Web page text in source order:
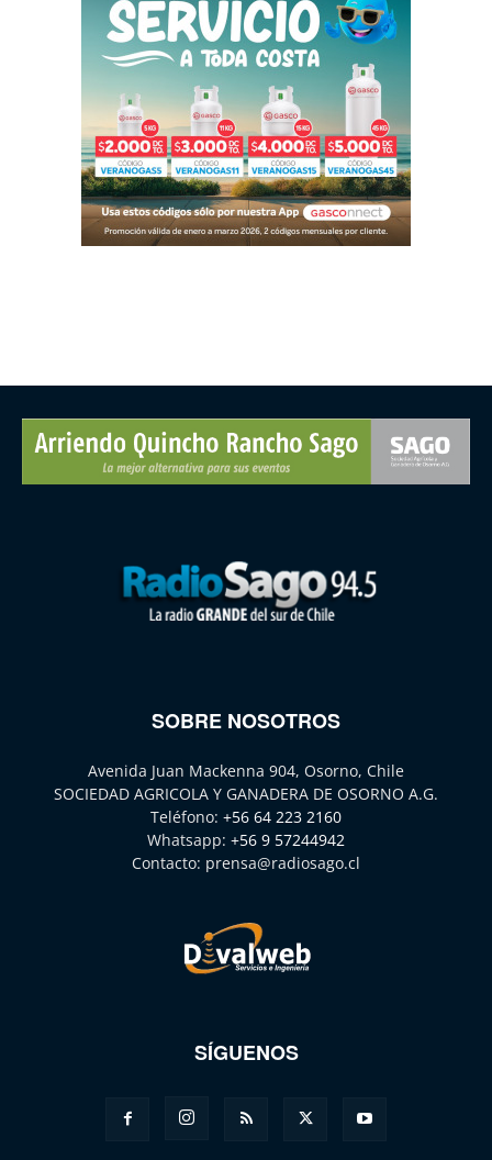
SOBRE NOSOTROS
Avenida Juan Mackenna 904, Osorno, Chile
SOCIEDAD AGRICOLA Y GANADERA DE OSORNO A.G.
Teléfono: +56 64 223 2160
Whatsapp: +56 9 57244942
Contacto: prensa@radiosago.cl
SÍGUENOS